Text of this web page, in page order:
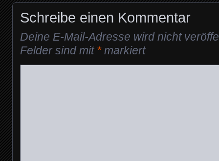
Schreibe einen Kommentar
Deine E-Mail-Adresse wird nicht
Felder sind mit *markiert